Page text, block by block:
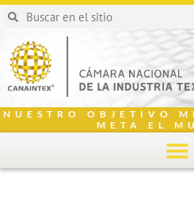
NUESTRO OBJETIVO
META EL